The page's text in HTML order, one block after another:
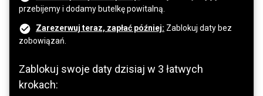
przebijemy i dodamy butelkę powitalną.
Zarezerwuj teraz, zapłać później: Zablokuj daty bez
zobowiązań.
Zablokuj swoje daty dzisiaj w 3 łatwych
krokach: